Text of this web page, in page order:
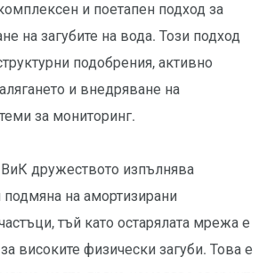
и поетапен подход за
на загубите на вода. Този подход
подобрения, активно
и внедряване на
за мониторинг.
дружеството изпълнява
подмяна на амортизирани
тъй като остарялата мрежа е
високите физически загуби. Това е